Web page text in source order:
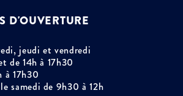
D'OUVERTURE
jeudi et vendredi
de 14h à 17h30
à 17h30
samedi de 9h30 à 12h